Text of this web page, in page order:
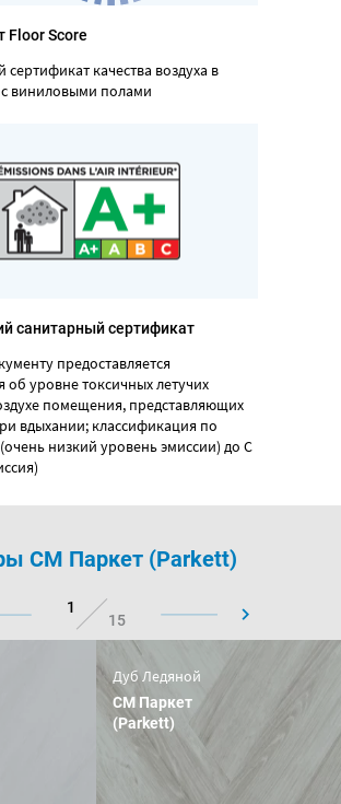
Floor Score
сертификат качества воздуха в
виниловыми полами
санитарный сертификат
предоставляется
уровне токсичных летучих
помещения, представляющих
вдыхании; классификация по
низкий уровень эмиссии) до С
CM Паркет (Parkett)
1
15
Дуб Ледяной
CM Паркет
(Parkett)